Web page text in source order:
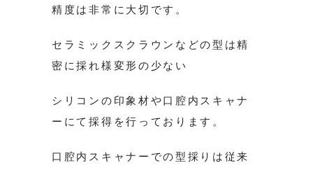
精度は非常に大切です。
セラミックスクラウンなどの型は精
密に採れ様変形の少ない
シリコンの印象材や口腔内スキャナ
ーにて採得を行っております。
口腔内スキャナーでの型採りは従来